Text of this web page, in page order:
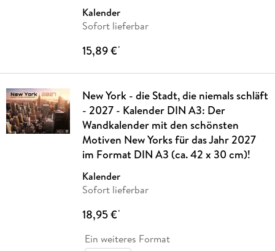
Kalender
Sofort lieferbar
15,89 €*
New York - die Stadt, die niemals schläft
- 2027 - Kalender DIN A3: Der
Wandkalender mit den schönsten
Motiven New Yorks für das Jahr 2027
im Format DIN A3 (ca. 42 x 30 cm)!
Kalender
Sofort lieferbar
18,95 €*
Ein weiteres Format